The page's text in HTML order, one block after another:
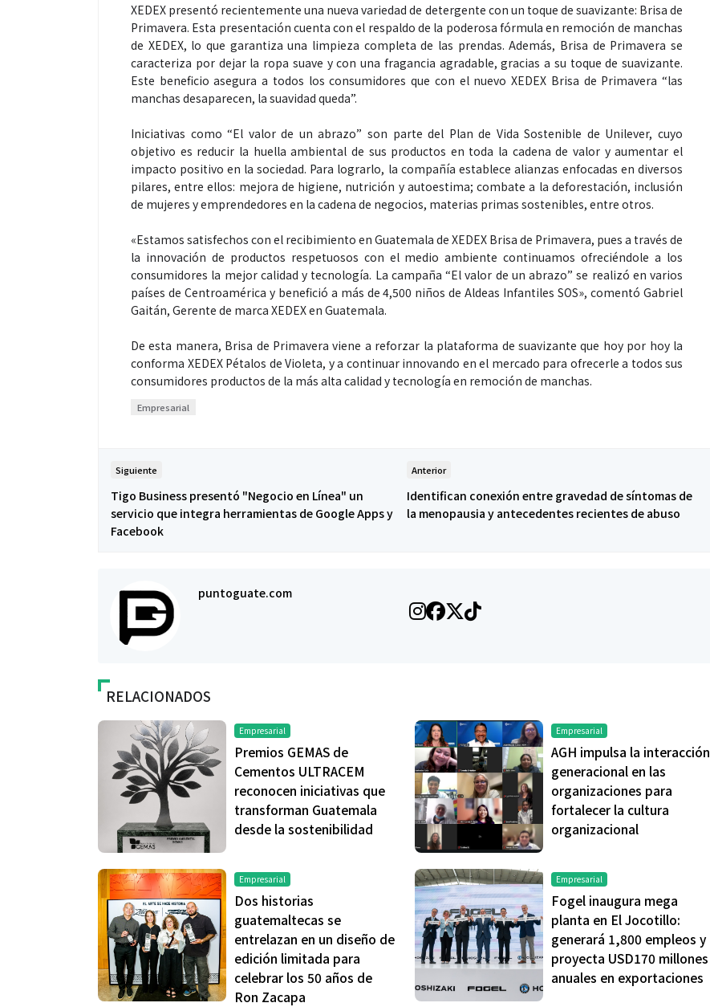
XEDEX presentó recientemente una nueva variedad de detergente con un toque de suavizante: Brisa de
Primavera. Esta presentación cuenta con el respaldo de la poderosa fórmula en remoción de manchas
de XEDEX, lo que garantiza una limpieza completa de las prendas. Además, Brisa de Primavera se
caracteriza por dejar la ropa suave y con una fragancia agradable, gracias a su toque de suavizante.
Este beneficio asegura a todos los consumidores que con el nuevo XEDEX Brisa de Primavera “las
manchas desaparecen, la suavidad queda”.
Iniciativas como “El valor de un abrazo” son parte del Plan de Vida Sostenible de Unilever, cuyo
objetivo es reducir la huella ambiental de sus productos en toda la cadena de valor y aumentar el
impacto positivo en la sociedad. Para lograrlo, la compañía establece alianzas enfocadas en diversos
pilares, entre ellos: mejora de higiene, nutrición y autoestima; combate a la deforestación, inclusión
de mujeres y emprendedores en la cadena de negocios, materias primas sostenibles, entre otros.
«Estamos satisfechos con el recibimiento en Guatemala de XEDEX Brisa de Primavera, pues a través de
la innovación de productos respetuosos con el medio ambiente continuamos ofreciéndole a los
consumidores la mejor calidad y tecnología. La campaña “El valor de un abrazo” se realizó en varios
países de Centroamérica y benefició a más de 4,500 niños de Aldeas Infantiles SOS», comentó Gabriel
Gaitán, Gerente de marca XEDEX en Guatemala.
De esta manera, Brisa de Primavera viene a reforzar la plataforma de suavizante que hoy por hoy la
conforma XEDEX Pétalos de Violeta, y a continuar innovando en el mercado para ofrecerle a todos sus
consumidores productos de la más alta calidad y tecnología en remoción de manchas.
Empresarial
Siguiente
Tigo Business presentó "Negocio en Línea" un
servicio que integra herramientas de Google Apps y
Facebook
Anterior
Identifican conexión entre gravedad de síntomas de
la menopausia y antecedentes recientes de abuso
puntoguate.com
RELACIONADOS
Empresarial
Premios GEMAS de
Cementos ULTRACEM
reconocen iniciativas que
transforman Guatemala
desde la sostenibilidad
Empresarial
AGH impulsa la interacción
generacional en las
organizaciones para
fortalecer la cultura
organizacional
Empresarial
Dos historias
guatemaltecas se
entrelazan en un diseño de
edición limitada para
celebrar los 50 años de
Ron Zacapa
Empresarial
Fogel inaugura mega
planta en El Jocotillo:
generará 1,800 empleos y
proyecta USD170 millones
anuales en exportaciones
Espectáculos
La marimba une generaciones: el
46.º Festival de Marimba Paiz
espectáculo para todos
Espectáculos
“Donde quiera que estés” el
primer capítulo del universo de
“FRAGMENTOS” su próximo
álbum de estudio
Salud
¿Qué comer antes de un partido
de fútbol? La estrategia que
usan los atletas para rendir
mejor
Salud
El cuidado de la piel va mucho
más allá del rostro: cada zona
merece una atención específica